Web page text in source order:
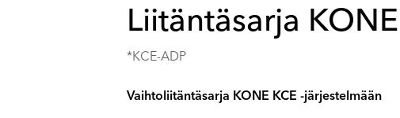
Liitäntäsarja
*KCE-ADP
Vaihtoliitäntäsarja KONE KCE -järjestelmään